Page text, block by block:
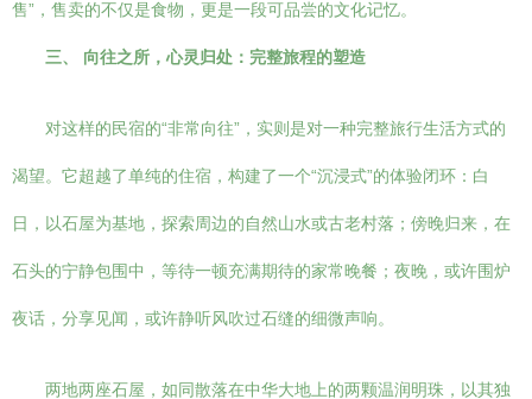
售”，售卖的不仅是食物，更是一段可品尝的文化记忆。
三、 向往之所，心灵归处：完整旅程的塑造
对这样的民宿的“非常向往”，实则是对一种完整旅行生活方式的
渴望。它超越了单纯的住宿，构建了一个“沉浸式”的体验闭环：白
日，以石屋为基地，探索周边的自然山水或古老村落；傍晚归来，在
石头的宁静包围中，等待一顿充满期待的家常晚餐；夜晚，或许围炉
夜话，分享见闻，或许静听风吹过石缝的细微声响。
两地两座石屋，如同散落在中华大地上的两颗温润明珠，以其独